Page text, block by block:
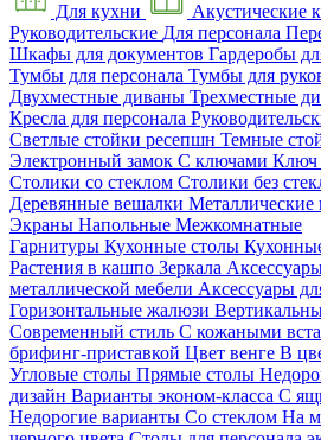
Для кухни Акустические
Руководительские Для персонала
Шкафы для документов Гардеробы
Тумбы для персонала Тумбы для
Двухместные диваны Трехместные
Кресла для персонала
Светлые стойки ресепшн Темные
Электронный замок С ключами Ключ
Столики со стеклом Столики без
Деревянные вешалки Металлические
Экраны Напольные Межкомнатные
Гарнитуры Кухонные столы
Растения в кашпо Зеркала
металлической мебели Аксессуары
Горизонтальные жалюзи
Современный стиль С кожаными
брифинг-приставкой Цвет венге В
Угловые столы Прямые столы
дизайн Варианты эконом-класса С
Недорогие варианты Со стеклом На